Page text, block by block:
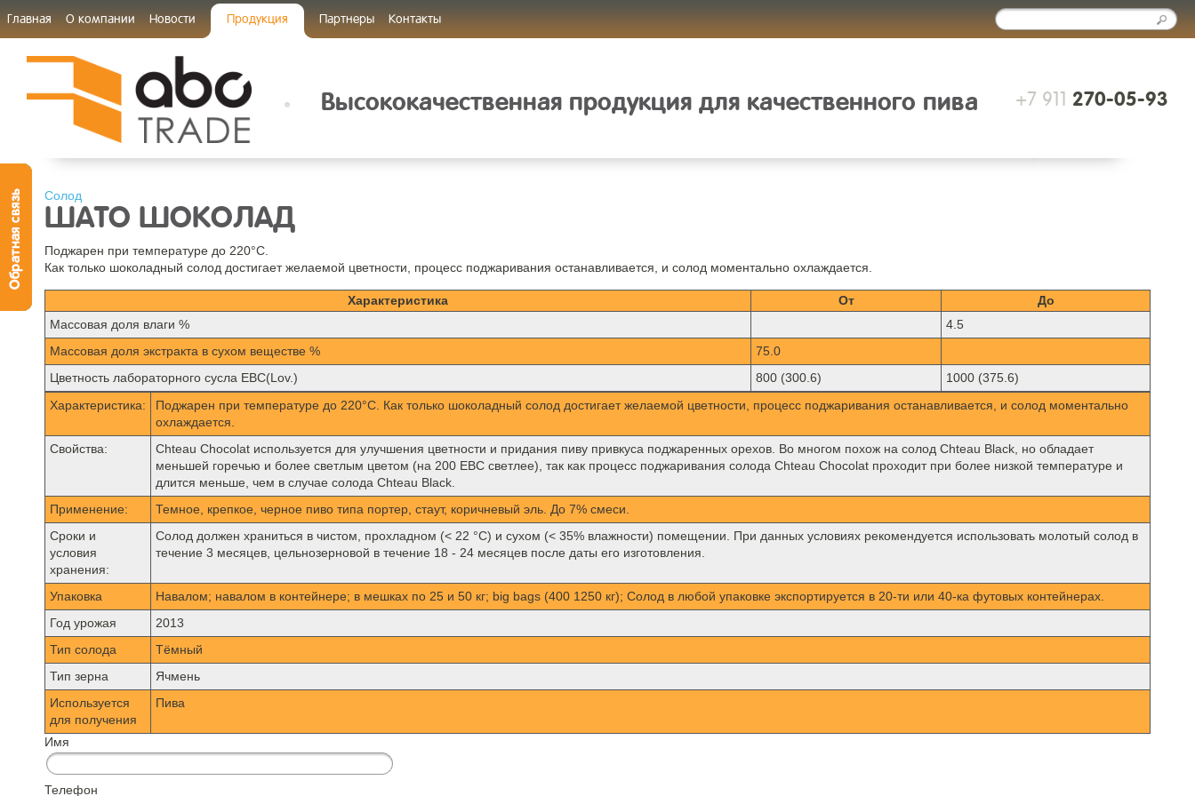
Главная О компании Новости Продукция Партнеры Контакты
Высококачественная продукция для качественного пива +7 911 270-05-93
Солод
ШАТО ШОКОЛАД
Поджарен при температуре до 220°C.
Как только шоколадный солод достигает желаемой цветности, процесс поджаривания останавливается, и солод моментально охлаждается.
Характеристика От
До
Mассовая доля влаги %
4.5
Массовая доля экстракта в сухом веществе %
75.0
Цветность лабораторного сусла EBC(Lov.)
800 (300.6)
1000 (375.6)
Характеристика:
Поджарен при температуре до 220°C. Как только шоколадный солод достигает желаемой цветности, процесс поджаривания останавливается, и солод моментально
охлаждается.
Свойства:
Chteau Chocolat используется для улучшения цветности и придания пиву привкуса поджаренных орехов. Во многом похож на солод Chteau Black, но обладает
меньшей горечью и более светлым цветом (на 200 EBC светлее), так как процесс поджаривания солода Chteau Chocolat проходит при более низкой температуре и
длится меньше, чем в случае солода Chteau Black.
Применение:
Темное, крепкое, черное пиво типа портер, стаут, коричневый эль. До 7% смеси.
Сроки и
условия
хранения:
Солод должен храниться в чистом, прохладном (< 22 °C) и сухом (< 35% влажности) помещении. При данных условиях рекомендуется использовать молотый солод в
течение 3 месяцев, цельнозерновой в течение 18 - 24 месяцев после даты его изготовления.
Упаковка
Навалом; навалом в контейнере; в мешках по 25 и 50 кг; big bags (400 1250 кг); Солод в любой упаковке экспортируется в 20-ти или 40-ка футовых контейнерах.
Год урожая
2013
Тип солода
Тёмный
Тип зерна
Ячмень
Используется
для получения
Пива
Имя
Телефон